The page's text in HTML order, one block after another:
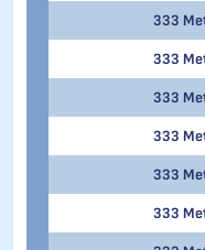
333
333
333
333
333
333